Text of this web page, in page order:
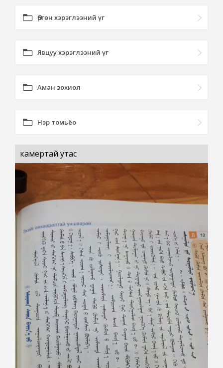
Өргөн хэрэглээний үг
Явцуу хэрэглээний үг
Аман зохиол
Нэр томьёо
камертай утас